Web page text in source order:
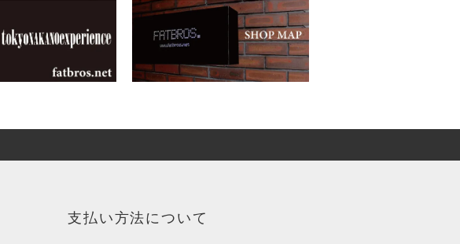
支払い方法について